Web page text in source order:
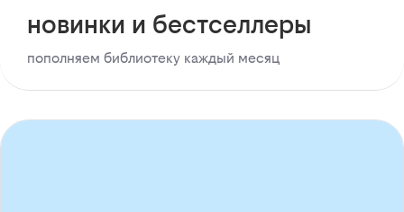
новинки и бестселлеры
пополняем библиотеку каждый месяц